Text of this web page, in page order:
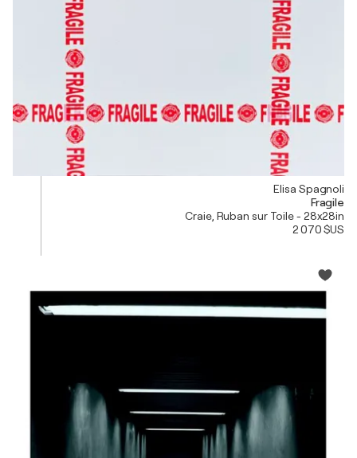
Elisa Spagnoli
Fragile
Craie, Ruban sur Toile - 28x28in
2 070 $US